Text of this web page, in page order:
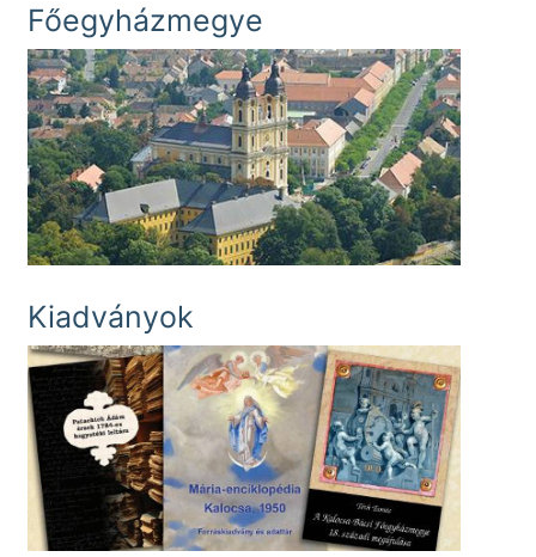
Főegyházmegye
Kiadványok